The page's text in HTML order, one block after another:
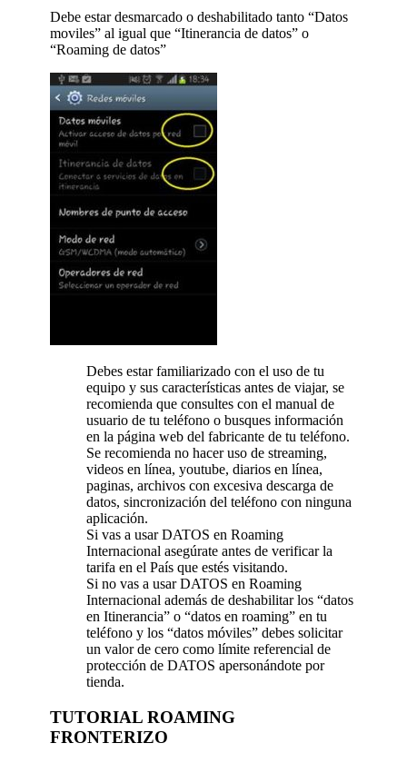
Debe estar desmarcado o deshabilitado tanto “Datos
moviles” al igual que “Itinerancia de datos” o
“Roaming de datos”
Debes estar familiarizado con el uso de tu
equipo y sus características antes de viajar, se
recomienda que consultes con el manual de
usuario de tu teléfono o busques información
en la página web del fabricante de tu teléfono.
Se recomienda no hacer uso de streaming,
videos en línea, youtube, diarios en línea,
paginas, archivos con excesiva descarga de
datos, sincronización del teléfono con ninguna
aplicación.
Si vas a usar DATOS en Roaming
Internacional asegúrate antes de verificar la
tarifa en el País que estés visitando.
Si no vas a usar DATOS en Roaming
Internacional además de deshabilitar los “datos
en Itinerancia” o “datos en roaming” en tu
teléfono y los “datos móviles” debes solicitar
un valor de cero como límite referencial de
protección de DATOS apersonándote por
tienda.
TUTORIAL ROAMING
FRONTERIZO